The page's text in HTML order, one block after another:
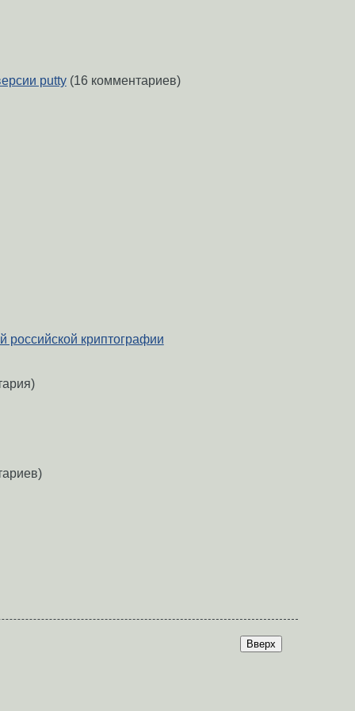
putty(16 комментариев)
российской криптографии
Вверх